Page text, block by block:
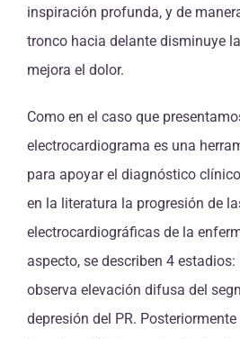
inspiración profunda, y de
tronco hacia delante disminuye
mejora el dolor.
Como en el caso que
electrocardiograma es una
para apoyar el diagnóstico
en la literatura la progresión de
electrocardiográficas de la
aspecto, se describen 4
observa elevación difusa del
depresión del PR.